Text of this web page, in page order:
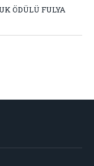
ÖDÜLÜ FULYA